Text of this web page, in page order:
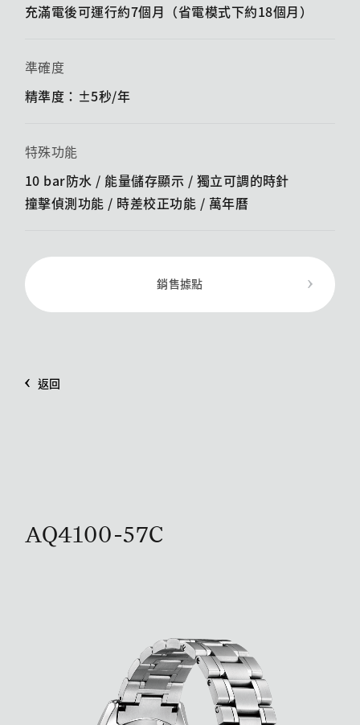
充滿電後可運行約7個月（省電模式下約18個月）
準確度
精準度：±5秒/年
特殊功能
10 bar防水 / 能量儲存顯示 / ​​獨立可調的時針
撞擊偵測功能 / ​​時差校正功能 / 萬年曆
銷售據點
返回
AQ4100-57C